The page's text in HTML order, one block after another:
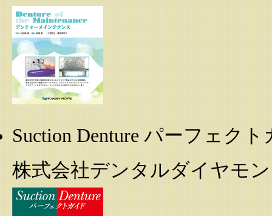
Suction Denture パーフェク
株式会社デンタルダイヤモ